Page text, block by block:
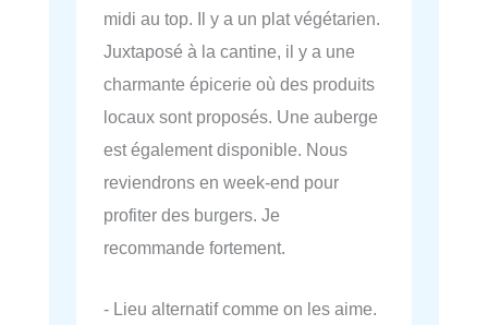
midi au top. Il y a un plat végétarien.
Juxtaposé à la cantine, il y a une
charmante épicerie où des produits
locaux sont proposés. Une auberge
est également disponible. Nous
reviendrons en week-end pour
profiter des burgers. Je
recommande fortement.
- Lieu alternatif comme on les aime.